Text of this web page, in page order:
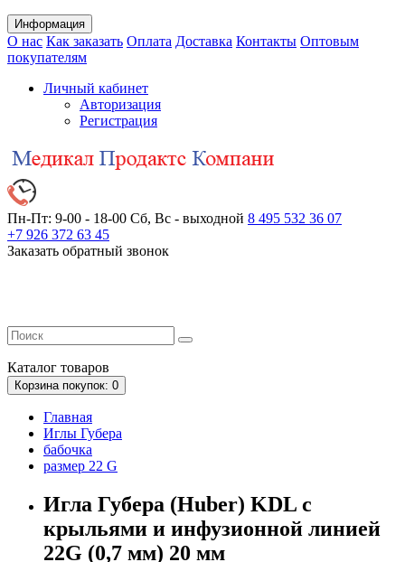
Информация
О нас Как заказать Оплата Доставка Контакты Оптовым
покупателям
Личный кабинет
Авторизация
Регистрация
Пн-Пт: 9-00 - 18-00 Сб, Вс - выходной 8 495 532 36 07
+7 926 372 63 45
Заказать обратный звонок
Каталог товаров
Корзинапокупок: 0
Главная
Иглы Губера
бабочка
размер 22 G
Игла Губера (Huber) KDL с
крыльями и инфузионной линией
22G (0,7 мм) 20 мм